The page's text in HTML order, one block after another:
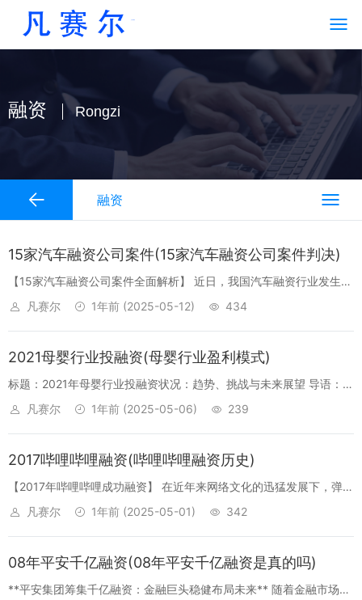
融资 Rongzi
融资
15家汽车融资公司案件(15家汽车融资公司案件判决)
【15家汽车融资公司案件全面解析】 近日，我国汽车融资行业发生了
一系列引人注目的案件，涉及15家汽车融资公司。本文将对这15家公
凡赛尔 1年前 (2025-05-12) 434
2021母婴行业投融资(母婴行业盈利模式)
标题：2021年母婴行业投融资状况：趋势、挑战与未来展望 导语：
在经济增长和社会进步的大背景下，母婴行业迎来了繁荣的发展。今
凡赛尔 1年前 (2025-05-06) 239
2017哔哩哔哩融资(哔哩哔哩融资历史)
【2017年哔哩哔哩成功融资】 在近年来网络文化的迅猛发展下，弹幕
视频网站哔哩哔哩成为了年轻人热衷的聚集地。2017年，哔哩哔哩再
凡赛尔 1年前 (2025-05-01) 342
08年平安千亿融资(08年平安千亿融资是真的吗)
**平安集团筹集千亿融资：金融巨头稳健布局未来** 随着金融市场的